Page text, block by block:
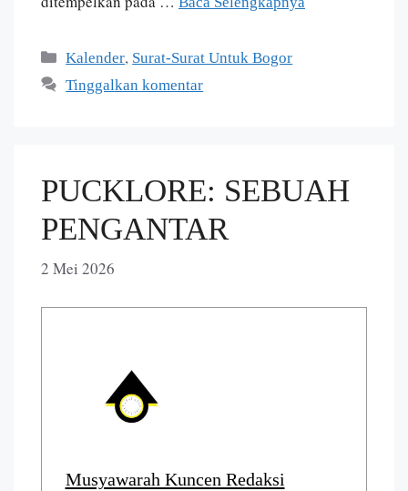
Kalender, Surat-Surat Untuk Bogor
Tinggalkan komentar
PUCKLORE: SEBUAH
PENGANTAR
2 Mei 2026
Musyawarah Kuncen Redaksi